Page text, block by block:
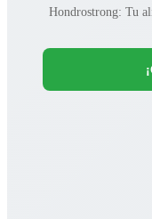
Hondrostrong: Tu